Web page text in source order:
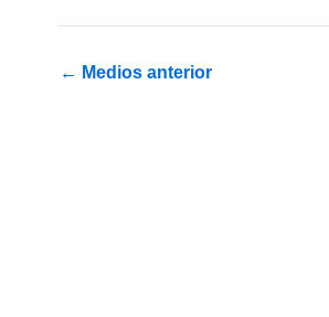
← Medios anterior